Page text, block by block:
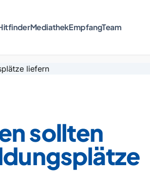
MediathekEmpfangTeam
sollten